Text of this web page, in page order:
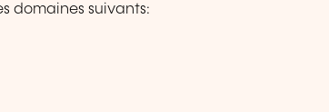
domaines suivants: